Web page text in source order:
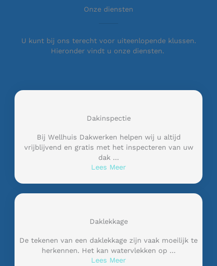
Onze diensten
U kunt bij ons terecht voor uiteenlopende klussen.
Hieronder vindt u onze diensten.
Dakinspectie
Bij Wellhuis Dakwerken helpen wij u altijd
vrijblijvend en gratis met het inspecteren van uw
dak …
Lees Meer
Daklekkage
De tekenen van een daklekkage zijn vaak moeilijk te
herkennen. Het kan watervlekken op …
Lees Meer